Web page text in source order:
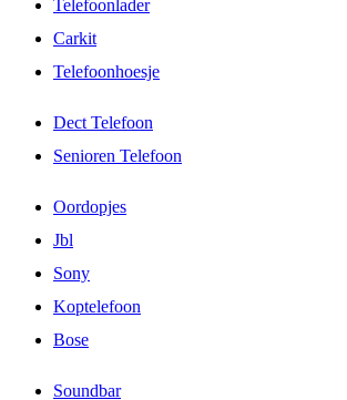
Telefoonlader
Carkit
Telefoonhoesje
Dect Telefoon
Senioren Telefoon
Oordopjes
Jbl
Sony
Koptelefoon
Bose
Soundbar